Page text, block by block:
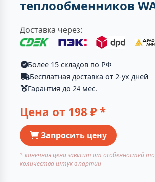
теплообменников
Доставка через:
Более 15 складов по РФ
Бесплатная доставка от 2-ух дней
Гарантия до 24 мес.
Цена от 198 ₽ *
Запросить цену
* конечная цена зависит от особенностей
количества штук в партии